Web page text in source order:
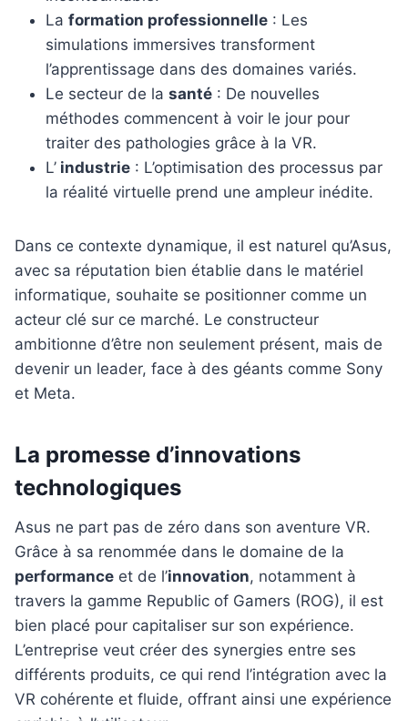
La formation professionnelle : Les
simulations immersives transforment
l’apprentissage dans des domaines variés.
Le secteur de la santé : De nouvelles
méthodes commencent à voir le jour pour
traiter des pathologies grâce à la VR.
L’ industrie : L’optimisation des processus par
la réalité virtuelle prend une ampleur inédite.
Dans ce contexte dynamique, il est naturel qu’Asus,
avec sa réputation bien établie dans le matériel
informatique, souhaite se positionner comme un
acteur clé sur ce marché. Le constructeur
ambitionne d’être non seulement présent, mais de
devenir un leader, face à des géants comme Sony
et Meta.
La promesse d’innovations
technologiques
Asus ne part pas de zéro dans son aventure VR.
Grâce à sa renommée dans le domaine de la
performance et de l’innovation, notamment à
travers la gamme Republic of Gamers (ROG), il est
bien placé pour capitaliser sur son expérience.
L’entreprise veut créer des synergies entre ses
différents produits, ce qui rend l’intégration avec la
VR cohérente et fluide, offrant ainsi une expérience